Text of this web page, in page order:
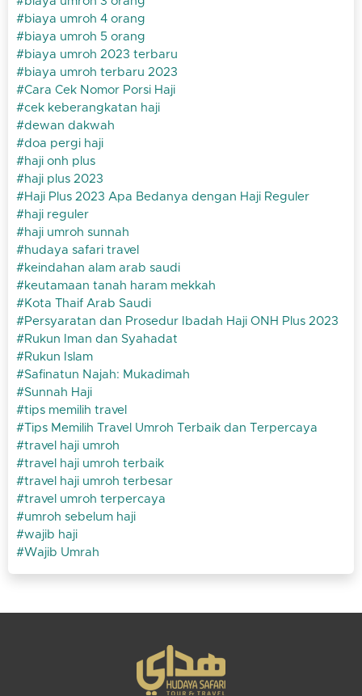
biaya umroh 4 orang
biaya umroh 5 orang
biaya umroh 2023 terbaru
biaya umroh terbaru 2023
Cara Cek Nomor Porsi Haji
cek keberangkatan haji
dewan dakwah
doa pergi haji
haji onh plus
haji plus 2023
Haji Plus 2023 Apa Bedanya dengan Haji Reguler
haji reguler
haji umroh sunnah
hudaya safari travel
keindahan alam arab saudi
keutamaan tanah haram mekkah
Kota Thaif Arab Saudi
Persyaratan dan Prosedur Ibadah Haji ONH Plus 2023
Rukun Iman dan Syahadat
Rukun Islam
Safinatun Najah: Mukadimah
Sunnah Haji
tips memilih travel
Tips Memilih Travel Umroh Terbaik dan Terpercaya
travel haji umroh
travel haji umroh terbaik
travel haji umroh terbesar
travel umroh terpercaya
umroh sebelum haji
wajib haji
Wajib Umrah